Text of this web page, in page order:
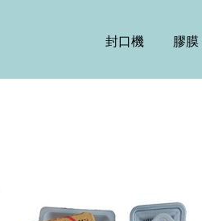
封口機 膠膜